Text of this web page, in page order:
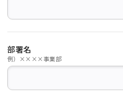
部署名
例）××××事業部